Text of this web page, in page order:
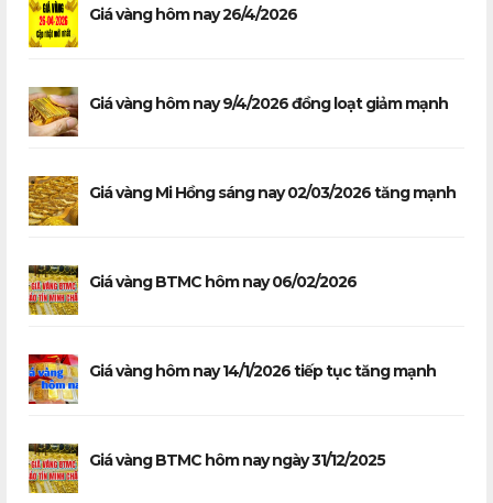
Giá vàng hôm nay 26/4/2026
Giá vàng hôm nay 9/4/2026 đồng loạt giảm mạnh
Giá vàng Mi Hồng sáng nay 02/03/2026 tăng mạnh
Giá vàng BTMC hôm nay 06/02/2026
Giá vàng hôm nay 14/1/2026 tiếp tục tăng mạnh
Giá vàng BTMC hôm nay ngày 31/12/2025